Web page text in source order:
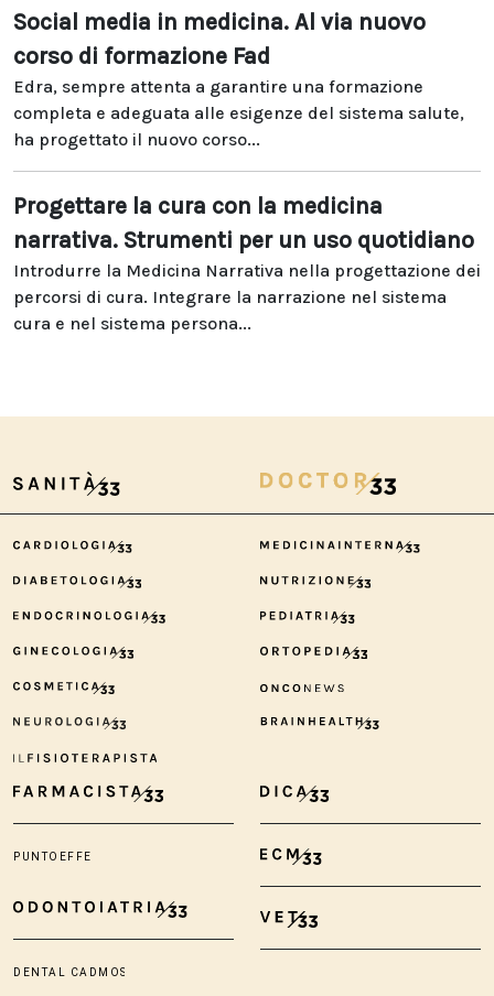
Social media in medicina. Al via nuovo
corso di formazione Fad
Edra, sempre attenta a garantire una formazione
completa e adeguata alle esigenze del sistema salute,
ha progettato il nuovo corso...
Progettare la cura con la medicina
narrativa. Strumenti per un uso quotidiano
Introdurre la Medicina Narrativa nella progettazione dei
percorsi di cura. Integrare la narrazione nel sistema
cura e nel sistema persona...